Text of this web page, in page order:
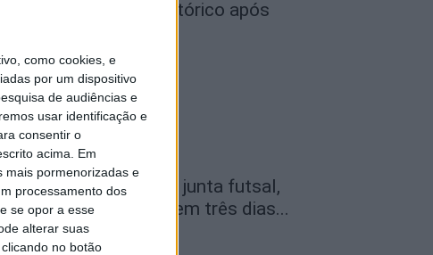
como cookies, e
por um dispositivo
de audiências e
usar identificação e
consentir o
acima. Em
mais pormenorizadas e
processamento dos
se opor a esse
alterar suas
no botão
sede no Centro Histórico após
6 de Agosto, 2026
Lamego: Youth Cup junta futsal,
andebol e voleibol em três dias...
6 de Agosto, 2026